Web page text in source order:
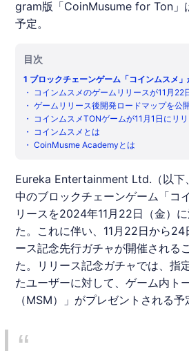
gram版「CoinMusume for Ton」
予定。
目次
1 ブロックチェーンゲーム「コインムスメ
定＆リリース記念先行ガチャを開催！ゲー
マップを公開！
・
コインムスメのゲームリリースが11月22
チャを開催
・ゲームリリース後開発ロードマップを公
・
コインムスメTONゲームが11月1日にリ
・
コインムスメとは
・CoinMusme Academyとは
Eureka Entertainment Ltd.（以下
中のブロックチェーンゲーム「コ
リースを2024年11月22日（金）
た。これに伴い、11月22日から24
ース記念先行ガチャが開催される
た。リリース記念ガチャでは、指
たユーザーに対して、ゲーム内ト
（MSM）」がプレゼントされる予